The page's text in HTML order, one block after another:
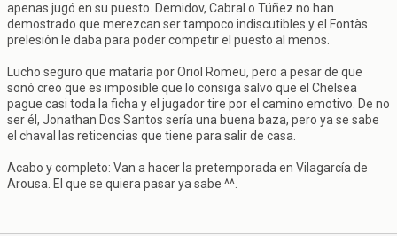
apenas jugó en su puesto. Demidov, Cabral o Túñez no han
demostrado que merezcan ser tampoco indiscutibles y el Fontàs
prelesión le daba para poder competir el puesto al menos.
Lucho seguro que mataría por Oriol Romeu, pero a pesar de que
sonó creo que es imposible que lo consiga salvo que el Chelsea
pague casi toda la ficha y el jugador tire por el camino emotivo. De no
ser él, Jonathan Dos Santos sería una buena baza, pero ya se sabe
el chaval las reticencias que tiene para salir de casa.
Acabo y completo: Van a hacer la pretemporada en Vilagarcía de
Arousa. El que se quiera pasar ya sabe ^^.